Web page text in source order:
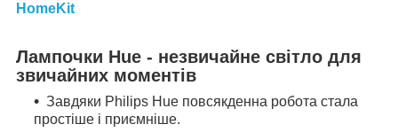
HomeKit
Лампочки Hue - незвичайне світло для
звичайних моментів
Завдяки Philips Hue повсякденна робота стала
простіше і приємніше.